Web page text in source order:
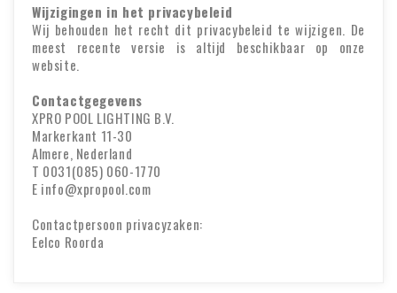
Wijzigingen in het privacybeleid
Wij behouden het recht dit privacybeleid te wijzigen. De
meest recente versie is altijd beschikbaar op onze
website.
Contactgegevens
XPRO POOL LIGHTING B.V.
Markerkant 11-30
Almere, Nederland
T 0031(085) 060-1770
E info@xpropool.com
Contactpersoon privacyzaken:
Eelco Roorda